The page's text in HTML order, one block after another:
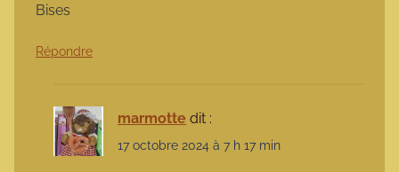
Bises
Répondre
marmotte dit :
17 octobre 2024 à 7 h 17 min